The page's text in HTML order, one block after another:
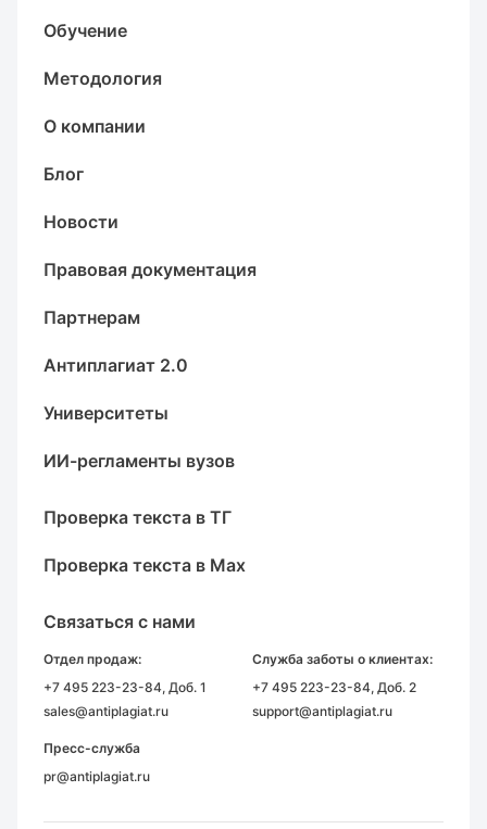
Обучение
Методология
О компании
Блог
Новости
Правовая документация
Партнерам
Антиплагиат 2.0
Университеты
ИИ-регламенты вузов
Проверка текста в ТГ
Проверка текста в Max
Связаться с нами
Отдел продаж:
+7 495 223-23-84, Доб. 1
sales@antiplagiat.ru
Служба заботы о клиентах:
+7 495 223-23-84, Доб. 2
support@antiplagiat.ru
Пресс-служба
pr@antiplagiat.ru